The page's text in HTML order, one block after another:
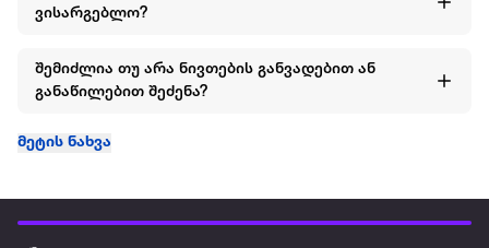
ვისარგებლო?
შემიძლია თუ არა ნივთების განვადებით ან
განაწილებით შეძენა?
მეტის ნახვა